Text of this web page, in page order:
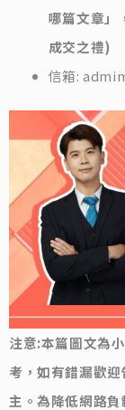
哪篇文章」
成交之禮)
信箱:
注意:本篇圖文為
考，如有錯漏歡迎
主。為降低網路